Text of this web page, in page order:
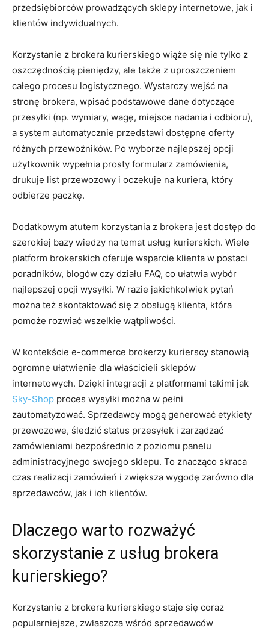
przedsiębiorców prowadzących sklepy internetowe, jak i
klientów indywidualnych.
Korzystanie z brokera kurierskiego wiąże się nie tylko z
oszczędnością pieniędzy, ale także z uproszczeniem
całego procesu logistycznego. Wystarczy wejść na
stronę brokera, wpisać podstawowe dane dotyczące
przesyłki (np. wymiary, wagę, miejsce nadania i odbioru),
a system automatycznie przedstawi dostępne oferty
różnych przewoźników. Po wyborze najlepszej opcji
użytkownik wypełnia prosty formularz zamówienia,
drukuje list przewozowy i oczekuje na kuriera, który
odbierze paczkę.
Dodatkowym atutem korzystania z brokera jest dostęp do
szerokiej bazy wiedzy na temat usług kurierskich. Wiele
platform brokerskich oferuje wsparcie klienta w postaci
poradników, blogów czy działu FAQ, co ułatwia wybór
najlepszej opcji wysyłki. W razie jakichkolwiek pytań
można też skontaktować się z obsługą klienta, która
pomoże rozwiać wszelkie wątpliwości.
W kontekście e-commerce brokerzy kurierscy stanowią
ogromne ułatwienie dla właścicieli sklepów
internetowych. Dzięki integracji z platformami takimi jak
Sky-Shop proces wysyłki można w pełni
zautomatyzować. Sprzedawcy mogą generować etykiety
przewozowe, śledzić status przesyłek i zarządzać
zamówieniami bezpośrednio z poziomu panelu
administracyjnego swojego sklepu. To znacząco skraca
czas realizacji zamówień i zwiększa wygodę zarówno dla
sprzedawców, jak i ich klientów.
Dlaczego warto rozważyć
skorzystanie z usług brokera
kurierskiego?
Korzystanie z brokera kurierskiego staje się coraz
popularniejsze, zwłaszcza wśród sprzedawców